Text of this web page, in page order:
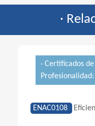
·
· Certificados de
Profesionalidad:
ENAC0108